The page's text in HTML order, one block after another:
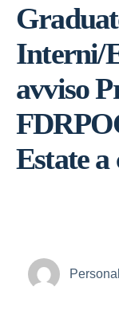
Interni/
avviso
Estate